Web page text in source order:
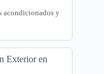
acondicionados y